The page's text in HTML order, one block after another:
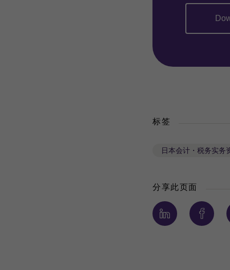
标签
日本会计・税务实务
分享此页面